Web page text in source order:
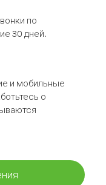
по
30 дней.
и мобильные
о